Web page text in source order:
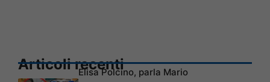
Articoli recentiElisa Polcino, parla Mario